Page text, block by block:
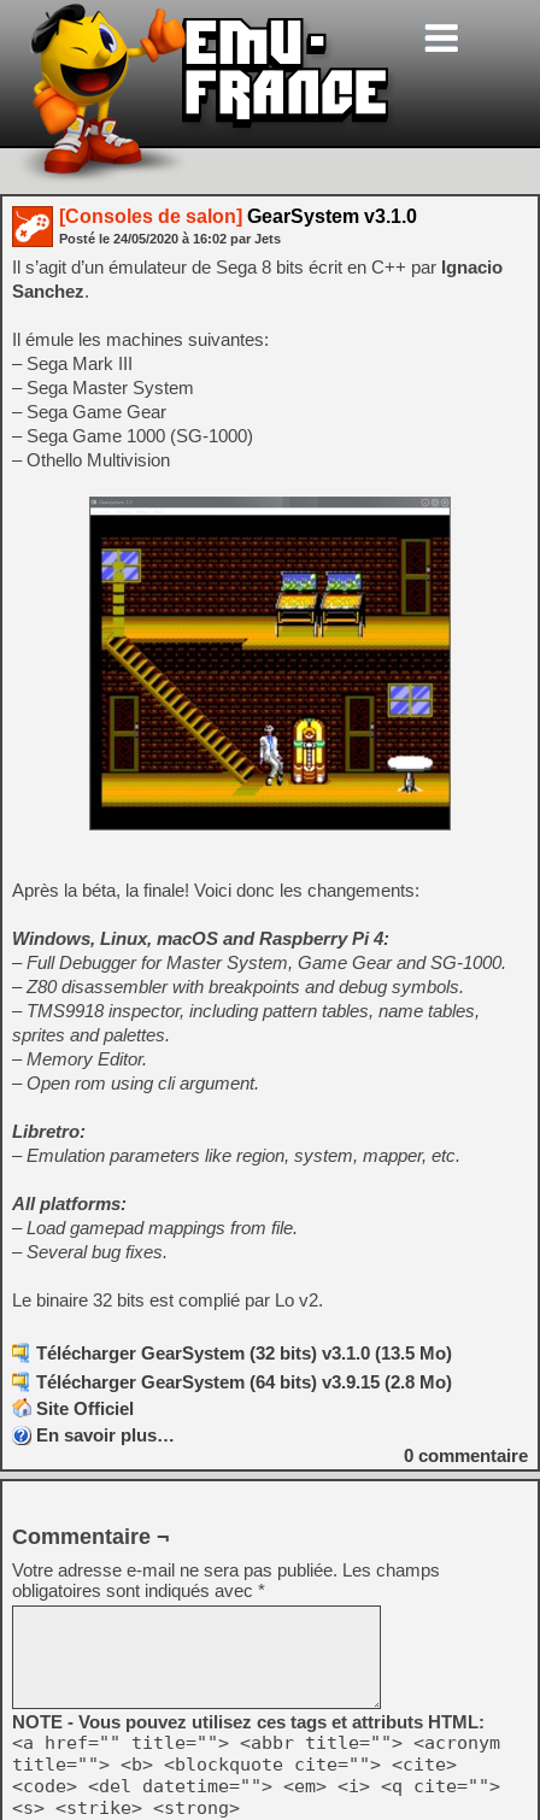
[Consoles de salon] GearSystem v3.1.0
Posté le 24/05/2020 à 16:02 par Jets
Il s’agit d’un émulateur de Sega 8 bits écrit en C++ par Ignacio
Sanchez.
Il émule les machines suivantes:
– Sega Mark III
– Sega Master System
– Sega Game Gear
– Sega Game 1000 (SG-1000)
– Othello Multivision
Après la béta, la finale! Voici donc les changements:
Windows, Linux, macOS and Raspberry Pi 4:
– Full Debugger for Master System, Game Gear and SG-1000.
– Z80 disassembler with breakpoints and debug symbols.
– TMS9918 inspector, including pattern tables, name tables,
sprites and palettes.
– Memory Editor.
– Open rom using cli argument.
Libretro:
– Emulation parameters like region, system, mapper, etc.
All platforms:
– Load gamepad mappings from file.
– Several bug fixes.
Le binaire 32 bits est complié par Lo v2.
Télécharger GearSystem (32 bits) v3.1.0 (13.5 Mo)
Télécharger GearSystem (64 bits) v3.9.15 (2.8 Mo)
Site Officiel
En savoir plus…
0 commentaire
Commentaire ¬
Votre adresse e-mail ne sera pas publiée. Les champs
obligatoires sont indiqués avec *
NOTE - Vous pouvez utilisez ces tags et attributs HTML:
<a href="" title=""> <abbr title=""> <acronym
title=""> <b> <blockquote cite=""> <cite>
<code> <del datetime=""> <em> <i> <q cite="">
<s> <strike> <strong>